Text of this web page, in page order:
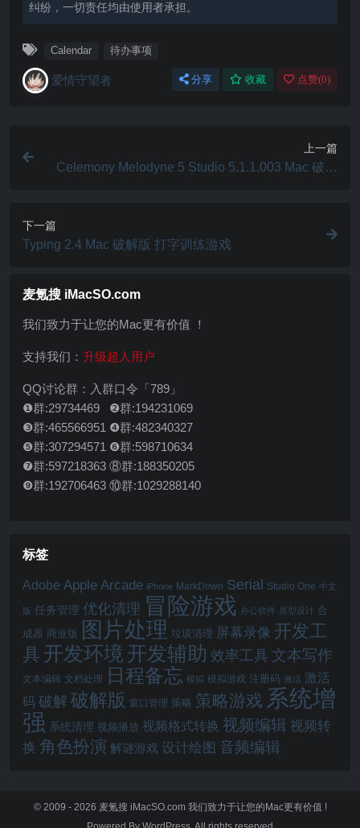
纠纷，一切责任均由使用者承担。
Calendar 待办事项
爱情守望者 分享 收藏 点赞(0)
上一篇
Celemony Melodyne 5 Studio 5.1.1.003 Mac 破解
下一篇
Typing 2.4 Mac 破解版 打字训练游戏
麦氪搜 iMacSO.com
我们致力于让您的Mac更有价值 ！
支持我们： 升级超人用户
QQ讨论群：入群口令「789」
❶群:29734469 ❷群:194231069
❸群:465566951 ❹群:482340327
❺群:307294571 ❻群:598710634
❼群:597218363 ⑧群:188350205
❾群:192706463 ⑩群:1029288140
标签
Adobe Apple Arcade iPhone MarkDown Serial Studio One 中文
版 任务管理 优化清理 冒险游戏 办公软件 原型设计 合
成器 商业版 图片处理 垃圾清理 屏幕录像 开发工
具 开发环境 开发辅助 效率工具 文本写作
文本编辑 文档处理 日程备忘 模拟 模拟游戏 注册码 激活 激活
码 破解 破解版 窗口管理 策略 策略游戏 系统增
强 系统清理 视频播放 视频格式转换 视频编辑 视频转
换 角色扮演 解谜游戏 设计绘图 音频编辑
© 2009 - 2026 麦氪搜 iMacSO.com 我们致力于让您的Mac更有价值 !